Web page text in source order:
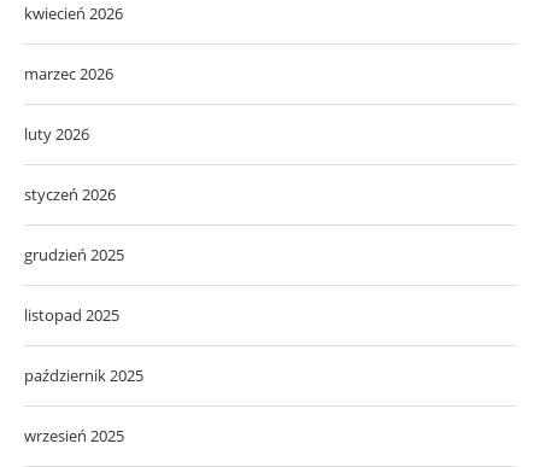
kwiecień 2026
marzec 2026
luty 2026
styczeń 2026
grudzień 2025
listopad 2025
październik 2025
wrzesień 2025